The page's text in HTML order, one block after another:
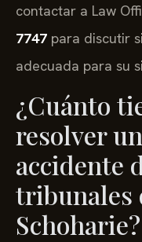
contactar a Law
7747 para discutir
adecuada para su
¿Cuánto
resolver
accidente
tribunales
Schoharie?